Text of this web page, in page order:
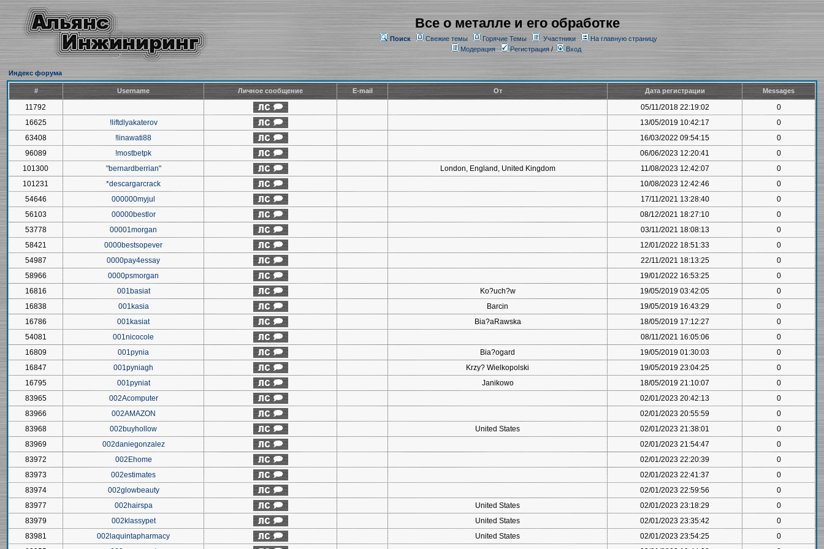
Все о металле и его обработке
Поиск Свежие темы Горячие Темы Участники
На главную страницу
Модерация
Регистрация/ Вход
Индекс форума
# Username Личное сообщение E-mail От Дата регистрации Messages
11792 05/11/2018 22:19:02
0
16625
!liftdlyakaterov 13/05/2019 10:42:17
0
63408
!linawati88 16/03/2022 09:54:15
0
96089
!mostbetpk 06/06/2023 12:20:41
0
101300
"bernardberrian" London, England, United Kingdom 11/08/2023 12:42:07
0
101231
*descargarcrack 10/08/2023 12:42:46
0
54646
000000myjul 17/11/2021 13:28:40
0
56103
00000bestlor 08/12/2021 18:27:10
0
53778
00001morgan 03/11/2021 18:08:13
0
58421
0000bestsopever 12/01/2022 18:51:33
0
54987
0000pay4essay 22/11/2021 18:13:25
0
58966
0000psmorgan 19/01/2022 16:53:25
0
16816
001basiat Ko?uch?w 19/05/2019 03:42:05
0
16838
001kasia Barcin 19/05/2019 16:43:29
0
16786
001kasiat Bia?aRawska 18/05/2019 17:12:27
0
54081
001nicocole 08/11/2021 16:05:06
0
16809
001pynia Bia?ogard 19/05/2019 01:30:03
0
16847
001pyniagh Krzy? Wielkopolski 19/05/2019 23:04:25
0
16795
001pyniat Janikowo 18/05/2019 21:10:07
0
83965
002Acomputer 02/01/2023 20:42:13
0
83966
002AMAZON 02/01/2023 20:55:59
0
83968
002buyhollow United States 02/01/2023 21:38:01
0
83969
002daniegonzalez 02/01/2023 21:54:47
0
83972
002Ehome 02/01/2023 22:20:39
0
83973
002estimates 02/01/2023 22:41:37
0
83974
002glowbeauty 02/01/2023 22:59:56
0
83977
002hairspa United States 02/01/2023 23:18:29
0
83979
002klassypet United States 02/01/2023 23:35:42
0
83981
002laquintapharmacy United States 02/01/2023 23:54:25
0